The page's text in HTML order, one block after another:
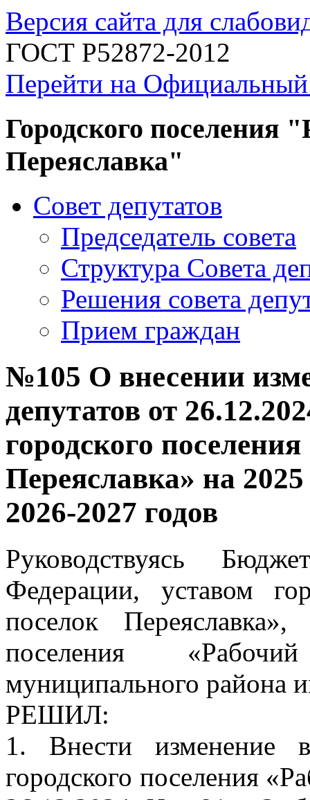
Версия сайта для
ГОСТ Р52872-2012
Перейти на
Городского поселения
Переяславка"
Совет депутатов
Председатель совета
Структура Совета
Решения совета
Прием граждан
№105 О внесении
депутатов от
городского
Переяславка» на
2026-2027 годов
Руководствуясь
Федерации, уставом
поселок
поселения
муниципального района
РЕШИЛ:
1. Внести изменение
городского поселения